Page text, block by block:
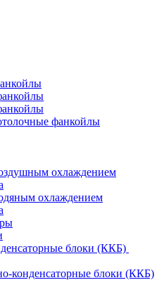
фанкойлы
охлаждением
охлаждением
блоки (ККБ)
конденсаторные блоки (ККБ)